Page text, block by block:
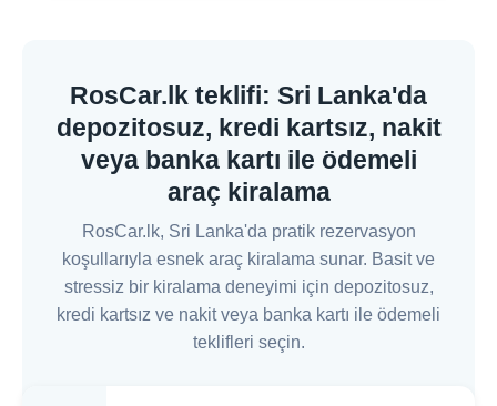
RosCar.lk teklifi: Sri Lanka'da
depozitosuz, kredi kartsız, nakit
veya banka kartı ile ödemeli
araç kiralama
RosCar.lk, Sri Lanka'da pratik rezervasyon
koşullarıyla esnek araç kiralama sunar. Basit ve
stressiz bir kiralama deneyimi için depozitosuz,
kredi kartsız ve nakit veya banka kartı ile ödemeli
teklifleri seçin.